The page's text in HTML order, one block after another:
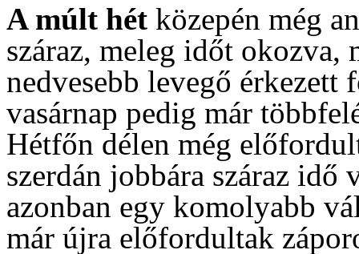
A múlt hét közepén még
száraz, meleg időt okozva,
nedvesebb levegő
vasárnap pedig már
Hétfőn délen még
szerdán jobbára száraz
azonban egy komolyabb
már újra előfordultak